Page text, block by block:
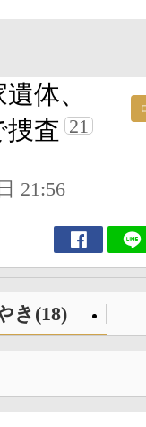
体、
捜査 21
21:56
き(18)